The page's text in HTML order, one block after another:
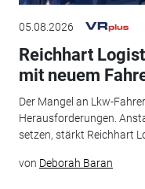
05.08.2026
Reichhart
mit neuem
Der Mangel an Lkw-
Herausforderungen.
setzen, stärkt Reichhart
von Deborah Baran